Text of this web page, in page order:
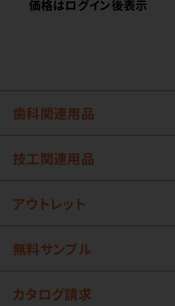
価格はログイン後表示
歯科関連用品
技工関連用品
アウトレット
無料サンプル
カタログ請求